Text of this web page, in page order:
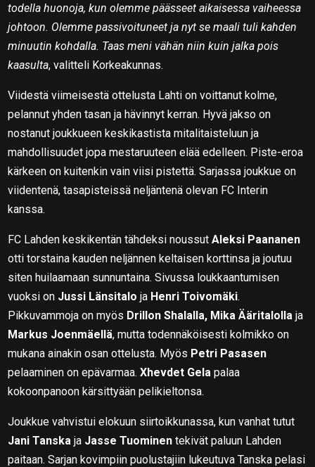
todella huonoja, kun olemme päässeet aikaisessa vaiheessa
johtoon. Olemme passivoituneet ja nyt se maali tuli kahden
minuutin kohdalla. Taas meni vähän niin kuin jalka pois
kaasulta, valitteli Korkeakunnas.
Viidestä viimeisestä ottelusta Lahti on voittanut kolme,
pelannut yhden tasan ja hävinnyt kerran. Hyvä jakso on
nostanut joukkueen keskikastista mitalitaisteluun ja
mahdollisuudet jopa mestaruuteen elää edelleen. Piste-eroa
kärkeen on kuitenkin vain viisi pistettä. Sarjassa joukkue on
viidentenä, tasapisteissä neljäntenä olevan FC Interin
kanssa.
FC Lahden keskikentän tähdeksi noussutAleksi Paananen
otti torstaina kauden neljännen keltaisen korttinsa ja joutuu
siten huilaamaan sunnuntaina. Sivussa loukkaantumisen
vuoksi on Jussi Länsitalo ja Henri Toivomäki.
Pikkuvammoja on myös Drillon Shalalla, Mika Ääritalolla ja
Markus Joenmäellä, mutta todennäköisesti kolmikko on
mukana ainakin osan ottelusta. Myös Petri Pasasen
pelaaminen on epävarmaa.Xhevdet Gela palaa
kokoonpanoon kärsittyään pelikieltonsa.
Joukkue vahvistui elokuun siirtoikkunassa, kun vanhat tutut
Jani Tanska ja Jasse Tuominen tekivät paluun Lahden
paitaan. Sarjan kovimpiin puolustajiin lukeutuva Tanska pelasi